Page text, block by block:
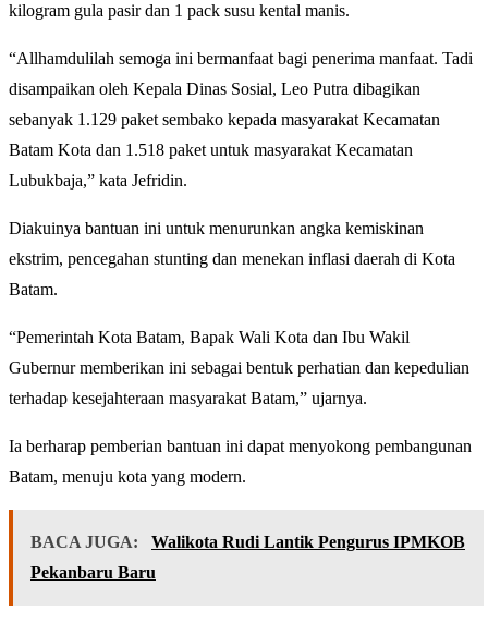
kilogram gula pasir dan 1 pack susu kental manis.
“Allhamdulilah semoga ini bermanfaat bagi penerima manfaat. Tadi
disampaikan oleh Kepala Dinas Sosial, Leo Putra dibagikan
sebanyak 1.129 paket sembako kepada masyarakat Kecamatan
Batam Kota dan 1.518 paket untuk masyarakat Kecamatan
Lubukbaja,” kata Jefridin.
Diakuinya bantuan ini untuk menurunkan angka kemiskinan
ekstrim, pencegahan stunting dan menekan inflasi daerah di Kota
Batam.
“Pemerintah Kota Batam, Bapak Wali Kota dan Ibu Wakil
Gubernur memberikan ini sebagai bentuk perhatian dan kepedulian
terhadap kesejahteraan masyarakat Batam,” ujarnya.
Ia berharap pemberian bantuan ini dapat menyokong pembangunan
Batam, menuju kota yang modern.
BACA JUGA:
Walikota Rudi Lantik Pengurus IPMKOB
Pekanbaru Baru